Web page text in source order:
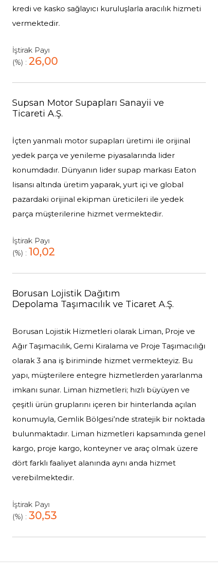
kredi ve kasko sağlayıcı kuruluşlarla aracılık hizmeti
vermektedir.
İştirak Payı
(%) : 26,00
Supsan Motor Supapları Sanayii ve
Ticareti A.Ş.
İçten yanmalı motor supapları üretimi ile orijinal
yedek parça ve yenileme piyasalarında lider
konumdadır. Dünyanın lider supap markası Eaton
lisansı altında üretim yaparak, yurt içi ve global
pazardaki orijinal ekipman üreticileri ile yedek
parça müşterilerine hizmet vermektedir.
İştirak Payı
(%) : 10,02
Borusan Lojistik Dağıtım
Depolama Taşımacılık ve Ticaret A.Ş.
Borusan Lojistik Hizmetleri olarak Liman, Proje ve
Ağır Taşımacılık, Gemi Kiralama ve Proje Taşımacılığı
olarak 3 ana iş biriminde hizmet vermekteyiz. Bu
yapı, müşterilere entegre hizmetlerden yararlanma
imkanı sunar. Liman hizmetleri; hızlı büyüyen ve
çeşitli ürün gruplarını içeren bir hinterlanda açılan
konumuyla, Gemlik Bölgesi’nde stratejik bir noktada
bulunmaktadır. Liman hizmetleri kapsamında genel
kargo, proje kargo, konteyner ve araç olmak üzere
dört farklı faaliyet alanında aynı anda hizmet
verebilmektedir.
İştirak Payı
(%) : 30,53